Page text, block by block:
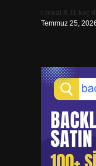
Loreal 8.11 kaç
Temmuz 25,